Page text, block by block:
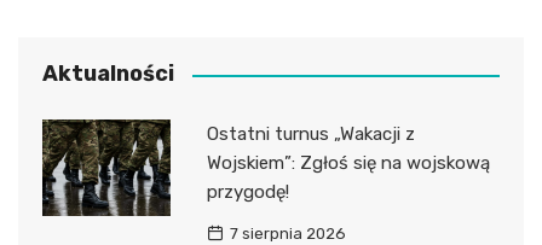
Aktualności
Ostatni turnus „Wakacji z
Wojskiem”: Zgłoś się na wojskową
przygodę!
7 sierpnia 2026